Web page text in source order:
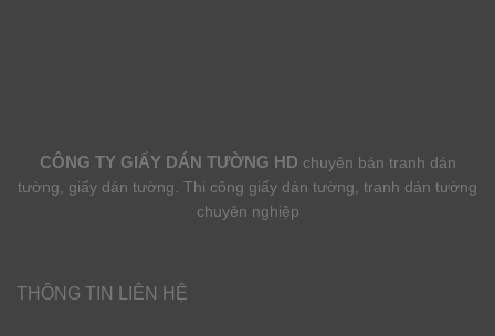
CÔNG TY GIẤY DÁN TƯỜNG HD chuyên bán tranh dán
tường, giấy dán tường. Thi công giấy dán tường, tranh dán tường
chuyên nghiệp
THÔNG TIN LIÊN HỆ